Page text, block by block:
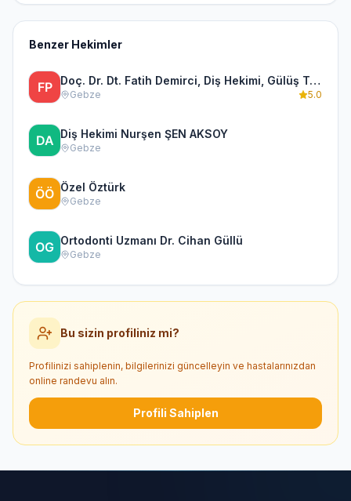
Benzer Hekimler
Doç. Dr. Dt. Fatih Demirci, Diş Hekimi, Gülüş Tasarımı, Çene Eklemi ve Protez
Gebze 5.0
Diş Hekimi Nurşen ŞEN AKSOY
Gebze
Özel Öztürk
Gebze
Ortodonti Uzmanı Dr. Cihan Güllü
Gebze
Bu sizin profiliniz mi?
Profilinizi sahiplenin, bilgilerinizi güncelleyin ve hastalarınızdan
online randevu alın.
Profili Sahiplen